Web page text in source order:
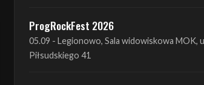
Antimatter + Sleeping Pulse
09.09 - Poznań, 2Progi